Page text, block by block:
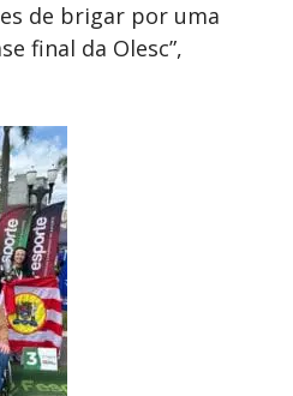
de brigar por uma
final da Olesc”,